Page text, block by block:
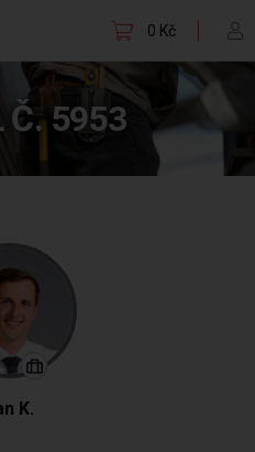
0 Kč
Č. 5953
K.